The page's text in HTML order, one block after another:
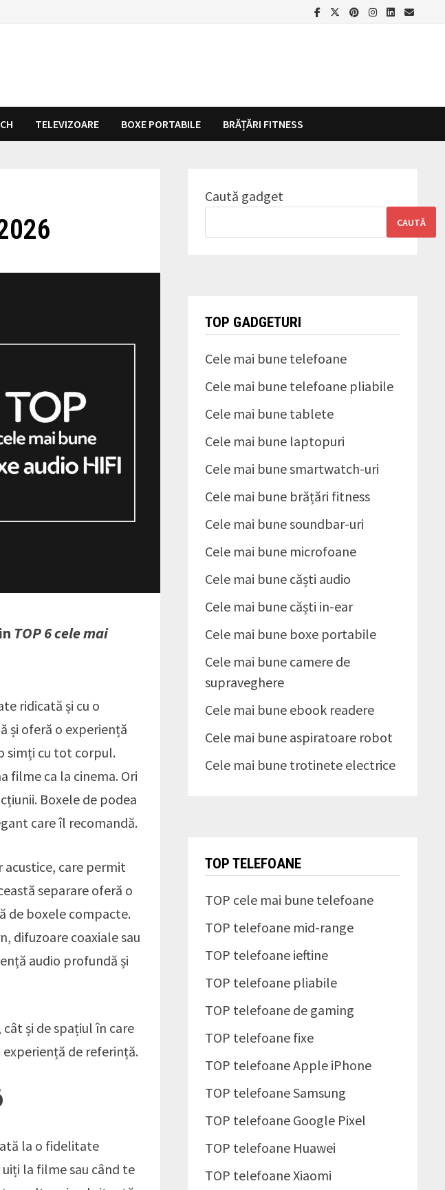
TELEVIZOARE BOXE PORTABILE BRĂȚĂRI FITNESS
TOP 6 cele mai
ridicată și cu o
și oferă o experiență
simți cu tot corpul.
filme ca la cinema. Ori
Boxele de podea
care îl recomandă.
care permit
separare oferă o
de boxele compacte.
difuzoare coaxiale sau
audio profundă și
și de spațiul în care
de referință.
la o fidelitate
la filme sau când te
Caută gadget
CAUTĂ
TOP GADGETURI
Cele mai bune telefoane
Cele mai bune telefoane pliabile
Cele mai bune tablete
Cele mai bune laptopuri
Cele mai bune smartwatch-uri
Cele mai bune brățări fitness
Cele mai bune soundbar-uri
Cele mai bune microfoane
Cele mai bune căști audio
Cele mai bune căști in-ear
Cele mai bune boxe portabile
Cele mai bune camere de
supraveghere
Cele mai bune ebook readere
Cele mai bune aspiratoare robot
Cele mai bune trotinete electrice
TOP TELEFOANE
TOP cele mai bune telefoane
TOP telefoane mid-range
TOP telefoane ieftine
TOP telefoane pliabile
TOP telefoane de gaming
TOP telefoane fixe
TOP telefoane Apple iPhone
TOP telefoane Samsung
TOP telefoane Google Pixel
TOP telefoane Huawei
TOP telefoane Xiaomi